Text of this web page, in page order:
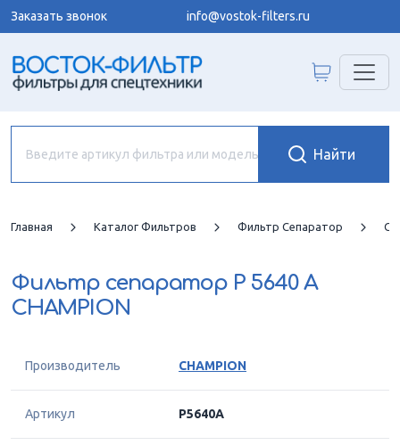
Заказать звонок info@vostok-filters.ru
Главная Каталог Фильтров Фильтр Сепаратор
Фильтр сепаратор P 5640 A
CHAMPION
Производитель CHAMPION
Артикул P5640A